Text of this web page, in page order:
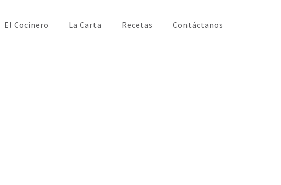
El Cocinero La Carta Recetas Contáctanos